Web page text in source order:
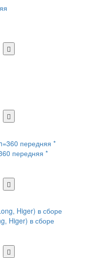
передняя *
Higer) в сборе